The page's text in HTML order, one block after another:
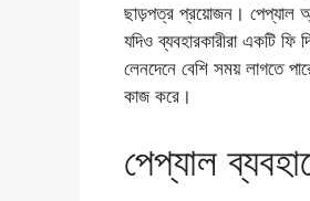
ছাড়পত্র প্রয়োজন। পেপ্যাল
যদিও ব্যবহারকারীরা একটি ফি
লেনদেনে বেশি সময় লাগতে
কাজ করে।
পেপ্যাল